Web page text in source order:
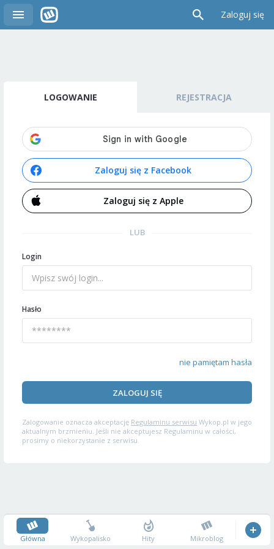
Zaloguj się
LOGOWANIE REJESTRACJA
Zaloguj się z Facebook
Zaloguj się z Apple
LUB
Login
Hasło
nie pamiętam hasła
ZALOGUJ SIĘ
Zalogowanie oznacza akceptację Regulaminu serwisu Wykop.pl w jego
aktualnym brzmieniu. Jeśli nie akceptujesz Regulaminu w całości,
prosimy o niekorzystanie z serwisu.
Główna Wykopalisko Hity Mikroblog